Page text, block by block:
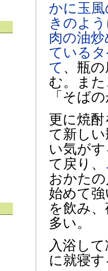
かに玉
きのよ
肉の油炒
ている
て 、瓶
む。ま
「そば
更に焼
て新し
い気が
て戻り、
おかた
始めて
を飲み
多い。
入浴し
に就寝